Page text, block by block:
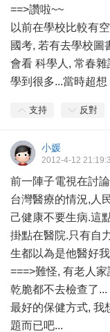
==>讚啦~~
以前在學校比較有
國考, 若有去學校圖
會看 科學人, 常春
學到很多...當時超
支持 反對
小媛
2012-4-12
前一陣子電視在討
台灣醫療的情況,人
己健康不要生病.這
掛點在醫院.只有自
生都以為是他醫好
===>難怪, 有老人
乾脆都不去檢查了...
最好的保健方式, 我
題而已吧...